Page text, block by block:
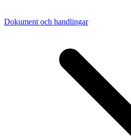
Dokument och handlingar